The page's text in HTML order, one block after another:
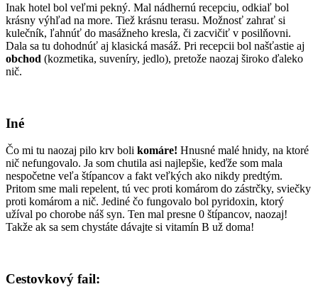
Inak hotel bol veľmi pekný. Mal nádhernú recepciu, odkiaľ bol
krásny výhľad na more. Tiež krásnu terasu. Možnosť zahrať si
kulečník, ľahnúť do masážneho kresla, či zacvičiť v posilňovni.
Dala sa tu dohodnúť aj klasická masáž. Pri recepcii bol našťastie aj
obchod (kozmetika, suveníry, jedlo), pretože naozaj široko ďaleko
nič.
Iné
Čo mi tu naozaj pilo krv boli komáre! Hnusné malé hnidy, na ktoré
nič nefungovalo. Ja som chutila asi najlepšie, keďže som mala
nespočetne veľa štípancov a fakt veľkých ako nikdy predtým.
Pritom sme mali repelent, tú vec proti komárom do zástrčky, sviečky
proti komárom a nič. Jediné čo fungovalo bol pyridoxin, ktorý
užíval po chorobe náš syn. Ten mal presne 0 štípancov, naozaj!
Takže ak sa sem chystáte dávajte si vitamín B už doma!
Cestovkový fail: